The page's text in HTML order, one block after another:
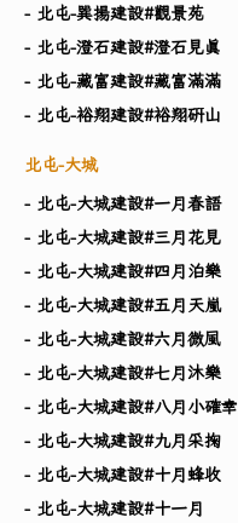
- 北屯-巽揚建設#觀景苑
- 北屯-澄石建設#澄石見真
- 北屯-藏富建設#藏富滿滿
- 北屯-裕翔建設#裕翔研山
北屯-大城
- 北屯-大城建設#一月春語
- 北屯-大城建設#三月花見
- 北屯-大城建設#四月泊樂
- 北屯-大城建設#五月天嵐
- 北屯-大城建設#六月微風
- 北屯-大城建設#七月沐樂
- 北屯-大城建設#八月小確幸
- 北屯-大城建設#九月采掬
- 北屯-大城建設#十月蜂收
- 北屯-大城建設#十一月